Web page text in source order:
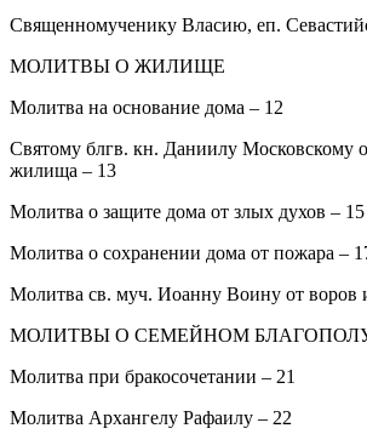
Священномученику Власию, еп.
МОЛИТВЫ О ЖИЛИЩЕ
Молитва на основание дома – 12
Святому блгв. кн. Даниилу Московскому
жилища – 13
Молитва о защите дома от злых духов – 15
Молитва о сохранении дома от пожара –
Молитва св. муч. Иоанну Воину от воров
МОЛИТВЫ О СЕМЕЙНОМ
Молитва при бракосочетании – 21
Молитва Архангелу Рафаилу – 22